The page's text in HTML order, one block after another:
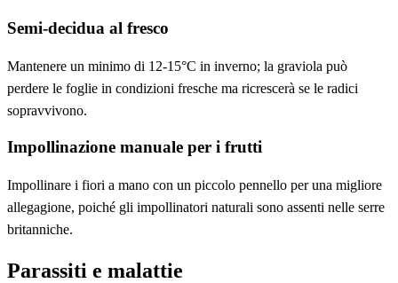
Semi-decidua al fresco
Mantenere un minimo di 12-15°C in inverno; la graviola può
perdere le foglie in condizioni fresche ma ricrescerà se le radici
sopravvivono.
Impollinazione manuale per i frutti
Impollinare i fiori a mano con un piccolo pennello per una migliore
allegagione, poiché gli impollinatori naturali sono assenti nelle serre
britanniche.
Parassiti e malattie